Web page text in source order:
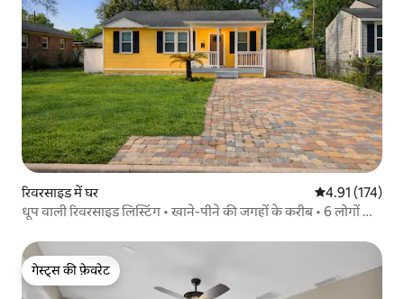
रिवरसाइड में घर औसत रेटिंग 5 में से
4.91 (174)
धूप वाली रिवरसाइड लिस्टिंग • खाने-पीने की जगहों के करीब • 6 लोगों के
गेस्ट्स की फ़ेवरेट
गेस्ट्स की फ़ेवरेट